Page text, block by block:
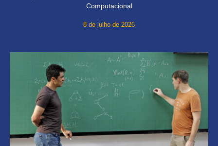
Computacional
8 de julho de 2026